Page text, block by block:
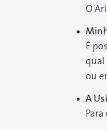
O
É
qual
ou
A